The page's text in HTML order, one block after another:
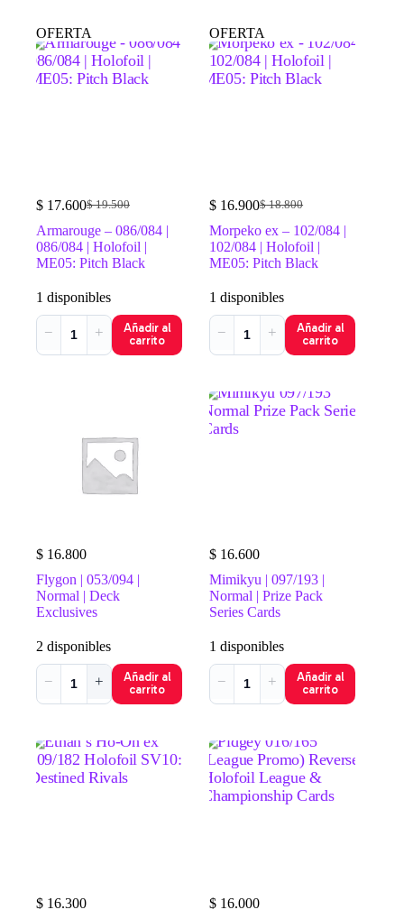
OFERTA
$19.500
El
precio
original
era:
$ 17.600El
precio
actual
es:
Armarouge – 086/084 |
086/084 | Holofoil |
ME05: Pitch Black
1 disponibles
− +
Añadir al
carrito
OFERTA
$18.800
El
precio
original
era:
$ 16.900El
precio
actual
es:
Morpeko ex – 102/084 |
102/084 | Holofoil |
ME05: Pitch Black
1 disponibles
− +
Añadir al
carrito
$ 16.800
Flygon | 053/094 |
Normal | Deck
Exclusives
2 disponibles
− +
Añadir al
carrito
$ 16.600
Mimikyu | 097/193 |
Normal | Prize Pack
Series Cards
1 disponibles
− +
Añadir al
carrito
$ 16.300
$ 16.000